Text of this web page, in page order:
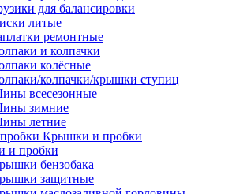
для балансировки
литые
ремонтные
и колпачки
колёсные
колпачки/крышки ступиц
всесезонные
зимние
летние
Крышки и пробки
и пробки
бензобака
защитные